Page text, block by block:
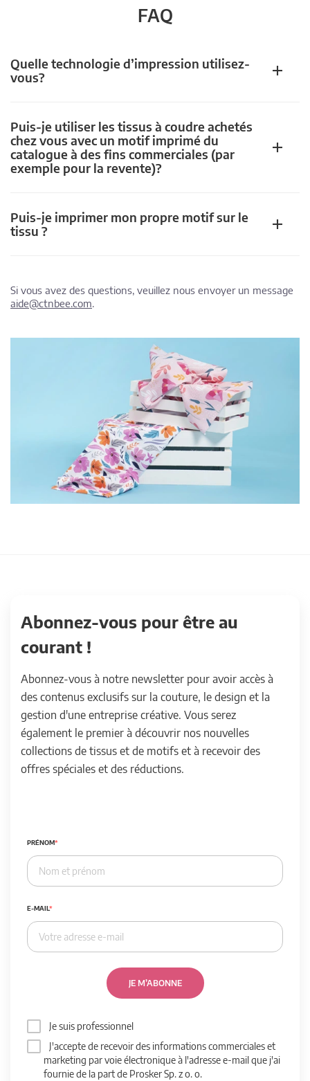
FAQ
Quelle technologie d’impression utilisez-
vous?
Puis-je utiliser les tissus à coudre achetés
chez vous avec un motif imprimé du
catalogue à des fins commerciales (par
exemple pour la revente)?
Puis-je imprimer mon propre motif sur le
tissu ?
Si vous avez des questions, veuillez nous envoyer un message
aide@ctnbee.com.
Abonnez-vous pour être au
courant !
Abonnez-vous à notre newsletter pour avoir accès à
des contenus exclusifs sur la couture, le design et la
gestion d'une entreprise créative. Vous serez
également le premier à découvrir nos nouvelles
collections de tissus et de motifs et à recevoir des
offres spéciales et des réductions.
PRÉNOM
E-MAIL
JE M’ABONNE
Je suis professionnel
J'accepte de recevoir des informations commerciales et
marketing par voie électronique à l'adresse e-mail que j'ai
fournie de la part de Prosker Sp. z o. o.